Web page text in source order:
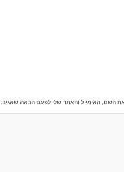
השם, האימייל והאתר שלי לפעם הבאה שאגיב.